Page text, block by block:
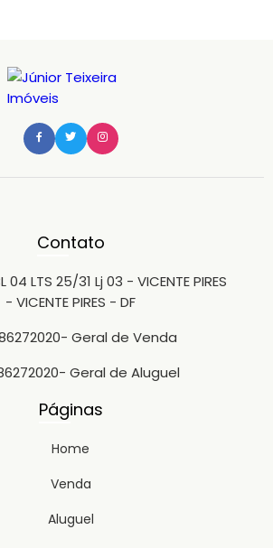
Contato
04 LTS 25/31 Lj 03 - VICENTE PIRES
- VICENTE PIRES - DF
- Geral de Venda
- Geral de Aluguel
Páginas
Home
Venda
Aluguel